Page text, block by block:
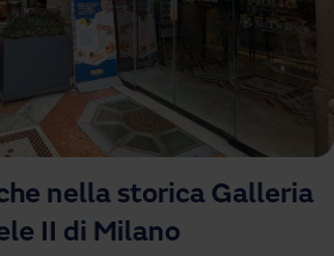
nella storica Galleria
II di Milano